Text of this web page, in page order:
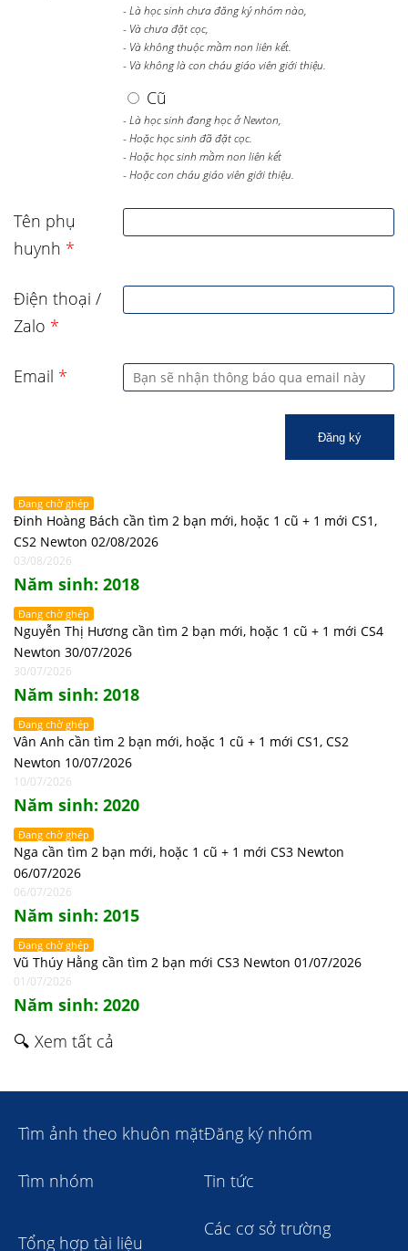
- Là học sinh chưa đăng ký nhóm nào,
- Và chưa đặt cọc,
- Và không thuộc mầm non liên kết.
- Và không là con cháu giáo viên giới thiệu.
Cũ
- Là học sinh đang học ở Newton,
- Hoặc học sinh đã đặt cọc.
- Hoặc học sinh mầm non liên kết
- Hoặc con cháu giáo viên giới thiệu.
Tên phụ
huynh *
Điện thoại /
Zalo *
Email *
Đăng ký
Đang chờ ghép
Đinh Hoàng Bách cần tìm 2 bạn mới, hoặc 1 cũ + 1 mới CS1,
CS2 Newton 02/08/2026
03/08/2026
Năm sinh: 2018
Đang chờ ghép
Nguyễn Thị Hương cần tìm 2 bạn mới, hoặc 1 cũ + 1 mới CS4
Newton 30/07/2026
30/07/2026
Năm sinh: 2018
Đang chờ ghép
Vân Anh cần tìm 2 bạn mới, hoặc 1 cũ + 1 mới CS1, CS2
Newton 10/07/2026
10/07/2026
Năm sinh: 2020
Đang chờ ghép
Nga cần tìm 2 bạn mới, hoặc 1 cũ + 1 mới CS3 Newton
06/07/2026
06/07/2026
Năm sinh: 2015
Đang chờ ghép
Vũ Thúy Hằng cần tìm 2 bạn mới CS3 Newton 01/07/2026
01/07/2026
Năm sinh: 2020
🔍 Xem tất cả
Tìm ảnh theo khuôn mặtĐăng ký nhóm
Tìm nhóm Tin tức
Tổng hợp tài liệu
Các cơ sở trường